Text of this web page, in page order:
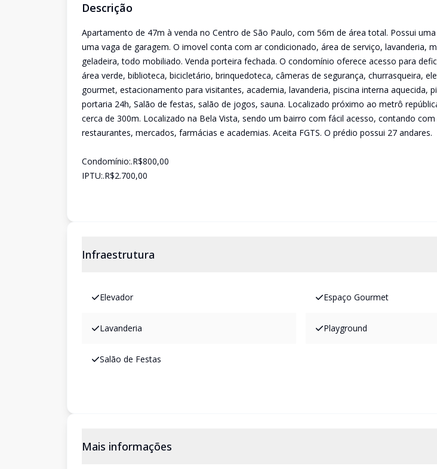
Descrição
Apartamento de 47m à venda no Centro de São Paulo, com 56m de área total. Possui
uma vaga de garagem. O imovel conta com ar condicionado, área de serviço, lavanderia,
geladeira, todo mobiliado. Venda porteira fechada. O condomínio oferece acesso para
área verde, biblioteca, bicicletário, brinquedoteca, câmeras de segurança, churrasqueira,
gourmet, estacionamento para visitantes, academia, lavanderia, piscina interna aquecida,
portaria 24h, Salão de festas, salão de jogos, sauna. Localizado próximo ao metrô
cerca de 300m. Localizado na Bela Vista, sendo um bairro com fácil acesso, contando
restaurantes, mercados, farmácias e academias. Aceita FGTS. O prédio possui 27 andares.
Condomínio:.R$800,00
IPTU:.R$2.700,00
Infraestrutura
Elevador Espaço Gourmet
Lavanderia Playground
Salão de Festas
Mais informações